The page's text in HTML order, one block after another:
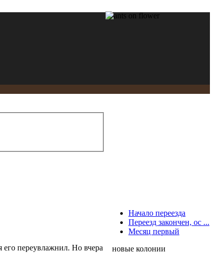
его переувлажнил. Но вчера
Начало переезда
Переезд закончен, ос ...
Месяц первый
новые колонии